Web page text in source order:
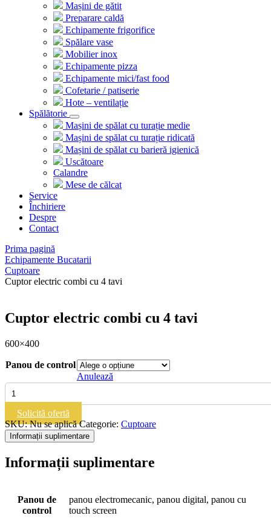
Mașini de gătit
Preparare caldă
Echipamente frigorifice
Spălare vase
Mobilier inox
Echipamente pizza
Echipamente mici/fast food
Cofetarie / patiserie
Hote – ventilație
Spălătorie
Mașini de spălat cu turație medie
Mașini de spălat cu turație ridicată
Mașini de spălat cu barieră igienică
Uscătoare
Calandre
Mese de călcat
Service
Închiriere
Despre
Contact
Prima pagină
Echipamente Bucatarii
Cuptoare
Cuptor electric combi cu 4 tavi
Cuptor electric combi cu 4 tavi
600×400
Panou de control
Anulează
Cantitate
Cuptor
electric
combi
cu
4
Solicită ofertă
SKU:Nu se aplică Categorie: Cuptoare
Informații suplimentare
Informații suplimentare
Panou de
control
panou electromecanic, panou digital, panou cu
touch screen